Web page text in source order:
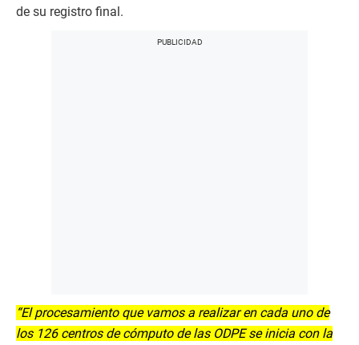
de su registro final.
“El procesamiento que vamos a realizar en cada uno de
los 126 centros de cómputo de las ODPE se inicia con la